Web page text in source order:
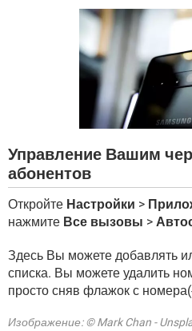
Управление Вашим
абонентов
Откройте Настройки >
нажмите Все вызовы >
Здесь Вы можете добавлять
списка. Вы можете удалить
просто сняв флажок с
Изображение: © Mark Chan -